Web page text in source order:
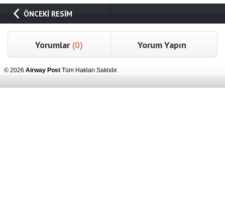
ÖNCEKİ RESİM
Yorumlar (0) Yorum Yapın
© 2026 Airway Post Tüm Hakları Saklıdır.